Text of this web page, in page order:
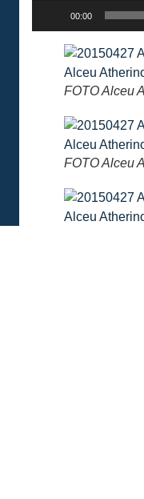
00:00
FOTO Alceu
FOTO Alceu